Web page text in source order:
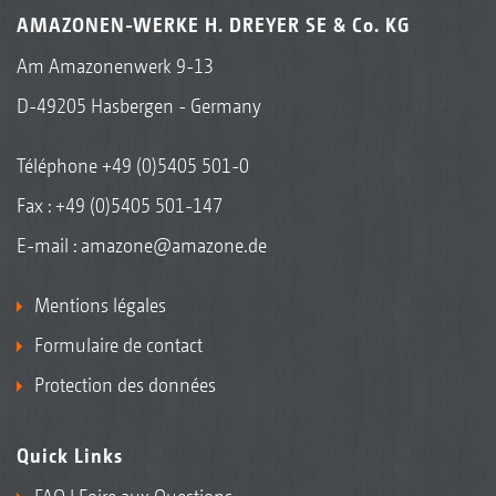
Hydro – Entraînement hydraulique des
disques d’épandage
AMAZONEN-WERKE H. DREYER SE & Co. KG
Am Amazonenwerk 9-13
D-49205 Hasbergen - Germany
Téléphone+49 (0)5405 501-0
Fax : +49 (0)5405 501-147
E-mail : amazone@amazone.de
Mentions légales
Formulaire de contact
Protection des données
Quick Links